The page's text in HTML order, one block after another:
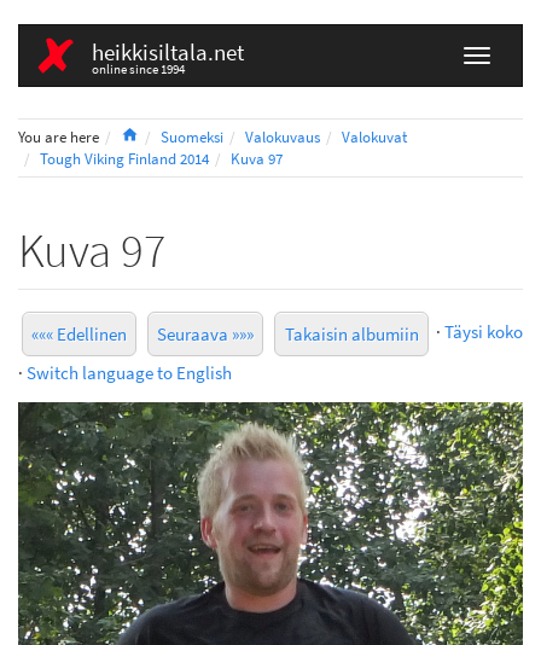
heikkisiltala.net
online since 1994
You are here HomeSuomeksi Valokuvaus
Valokuvat
Tough Viking Finland 2014
Kuva 97
Kuva 97
««« Edellinen Seuraava »»» Takaisin albumiin · Täysi koko
· Switch language to English